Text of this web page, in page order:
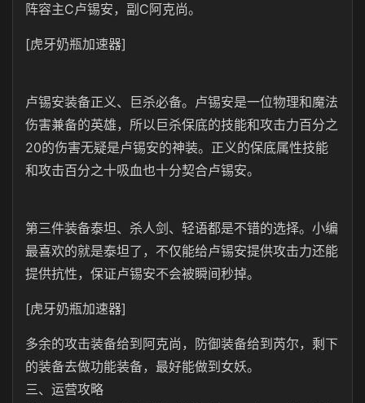
阵容主C卢锡安，副C阿克尚。
[虎牙奶瓶加速器]
卢锡安装备正义、巨杀必备。卢锡安是一位物理和魔法
伤害兼备的英雄，所以巨杀保底的技能和攻击力百分之
20的伤害无疑是卢锡安的神装。正义的保底属性技能
和攻击百分之十吸血也十分契合卢锡安。
第三件装备泰坦、杀人剑、轻语都是不错的选择。小编
最喜欢的就是泰坦了，不仅能给卢锡安提供攻击力还能
提供抗性，保证卢锡安不会被瞬间秒掉。
[虎牙奶瓶加速器]
多余的攻击装备给到阿克尚，防御装备给到芮尔，剩下
的装备去做功能装备，最好能做到女妖。
三、运营攻略